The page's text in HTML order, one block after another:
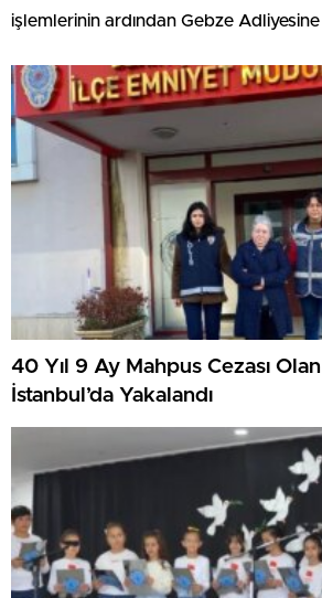
işlemlerinin ardından Gebze
40 Yıl 9 Ay Mahpus Cezası
İstanbul’da Yakalandı